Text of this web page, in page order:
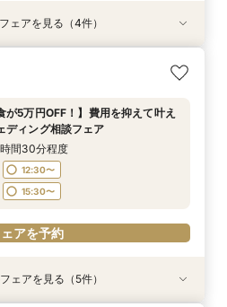
が5万円OFF！】費用を抑えて叶え
12:30〜
15:30〜
アを予約
50％OFF★チャペルフォトキャン
12:30〜
15:30〜
アを予約
12:30〜
15:30〜
アを予約
｜挙式料半額特典】和装×チャペル
12:30〜
15:30〜
アを予約
ェアを見る（4件）
が5万円OFF！】費用を抑えて叶え
ディング相談フェア
間30分程度
12:30〜
15:30〜
アを予約
ェアを見る（5件）